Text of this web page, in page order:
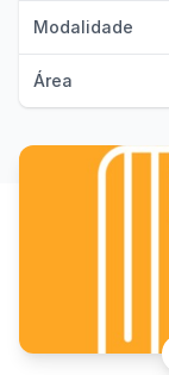
Modalidade
Área